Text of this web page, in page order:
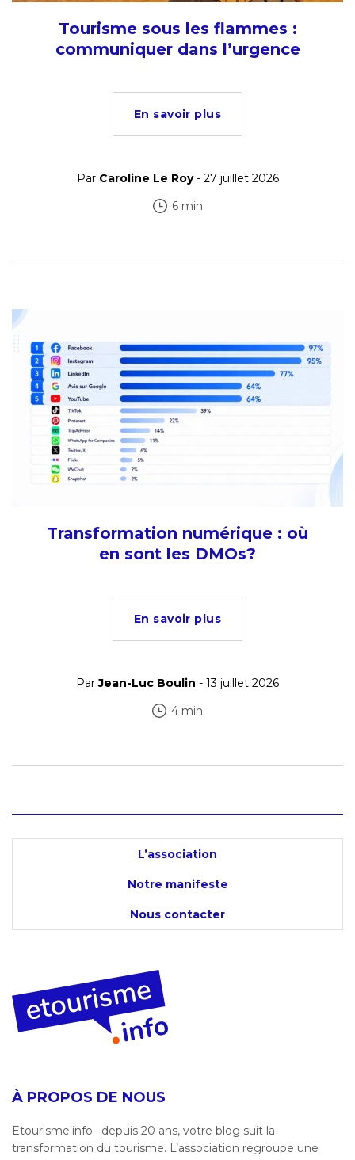
Tourisme sous les flammes :
communiquer dans l’urgence
En savoir plus
Par Caroline Le Roy- 27 juillet 2026
6 min
Transformation numérique : où
en sont les DMOs?
En savoir plus
ParJean-Luc Boulin - 13 juillet 2026
4 min
L’association
Notre manifeste
Nous contacter
À PROPOS DE NOUS
Etourisme.info : depuis 20 ans, votre blog suit la
transformation du tourisme. L’association regroupe une